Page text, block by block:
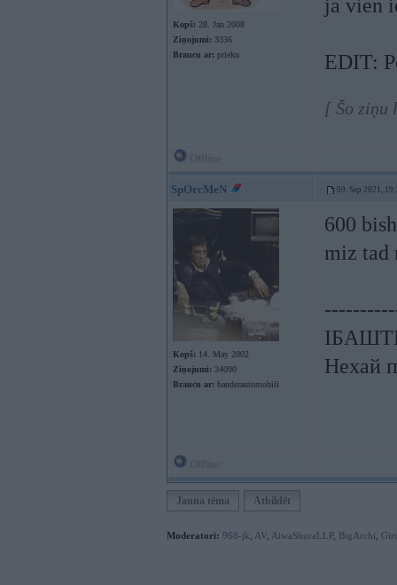
Kopš: 28. Jan 2008
Ziņojumi: 3336
Braucu ar: prieku
ja vien
EDIT:
[ Šo ziņu
SpOrcMeN 09. Sep 2021,
Kopš: 14. May 2002
Ziņojumi: 34090
Braucu ar: banderautomobili
600
miz tad
Нехай
Jauna tēma Atbildēt
Moderatori: 968-jk AV AiwaShuraLLP, BigArchi